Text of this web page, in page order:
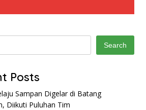
Search
Posts
Sampan Digelar di Batang
Diikuti Puluhan Tim